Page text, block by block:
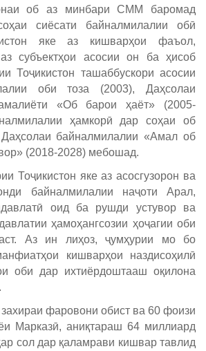
об аз минбари СММ баромад
сиёсати байналмилалии обӣ
яке аз кишварҳои фаъол,
субъектҳои асосии он ба ҳисоб
Тоҷикистон ташаббускори асосии
оби тоза (2003), Даҳсолаи
«Об барои ҳаёт» (2005-
ҳамкорӣ дар соҳаи об
байналмилалии «Амал об
(2018-2028) мебошад.
Тоҷикистон яке аз асосгузорон ва
байналмилалии наҷоти Арал,
оид ба рушди устувор ва
ҳамоҳангсозии ҳоҷагии оби
Аз ин лиҳоз, ҷумҳурии мо бо
кишварҳои наздисоҳилӣ
оби дар ихтиёрдоштааш оқилона
фаровони обист ва 60 фоизи
Марказӣ, аниқтараш 64 миллиард
сол дар қаламрави кишвар тавлид